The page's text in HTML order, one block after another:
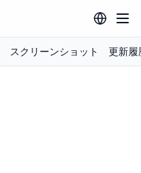
スクリーンショット 更新履